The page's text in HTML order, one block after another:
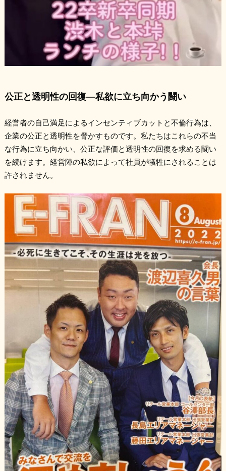
公正と透明性の回復―私欲に立ち向かう闘い
経営者の自己満足によるインセンティブカットと不倫行為は、
企業の公正と透明性を脅かすものです。私たちはこれらの不当
な行為に立ち向かい、公正な評価と透明性の回復を求める闘い
を続けます。経営陣の私欲によって社員が犠牲にされることは
許されません。